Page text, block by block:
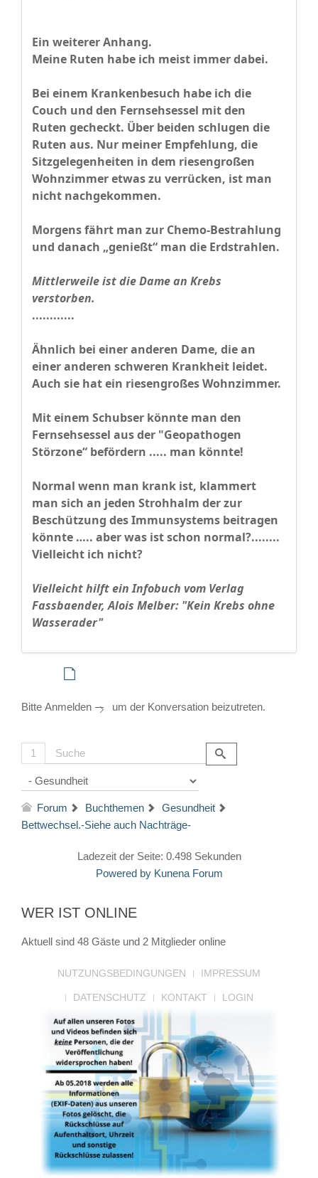
Ein weiterer Anhang.
Meine Ruten habe ich meist immer dabei.
Bei einem Krankenbesuch habe ich die
Couch und den Fernsehsessel mit den
Ruten gecheckt. Über beiden schlugen die
Ruten aus. Nur meiner Empfehlung, die
Sitzgelegenheiten in dem riesengroßen
Wohnzimmer etwas zu verrücken, ist man
nicht nachgekommen.
Morgens fährt man zur Chemo-Bestrahlung
und danach „genießt“ man die Erdstrahlen.
Mittlerweile ist die Dame an Krebs
verstorben.
............
Ähnlich bei einer anderen Dame, die an
einer anderen schweren Krankheit leidet.
Auch sie hat ein riesengroßes Wohnzimmer.
Mit einem Schubser könnte man den
Fernsehsessel aus der "Geopathogen
Störzone“ befördern ..... man könnte!
Normal wenn man krank ist, klammert
man sich an jeden Strohhalm der zur
Beschützung des Immunsystems beitragen
könnte ….. aber was ist schon normal?........
Vielleicht ich nicht?
Vielleicht hilft ein Infobuch vom Verlag
Fassbaender, Alois Melber: "Kein Krebs ohne
Wasserader"
Bitte Anmelden um der Konversation beizutreten.
1
Forum Buchthemen
Gesundheit
Bettwechsel.-Siehe auch Nachträge-
Ladezeit der Seite: 0.498 Sekunden
Powered by Kunena Forum
WER IST ONLINE
Aktuell sind 48 Gäste und 2 Mitglieder online
NUTZUNGSBEDINGUNGEN IMPRESSUM
DATENSCHUTZ KONTAKT LOGIN